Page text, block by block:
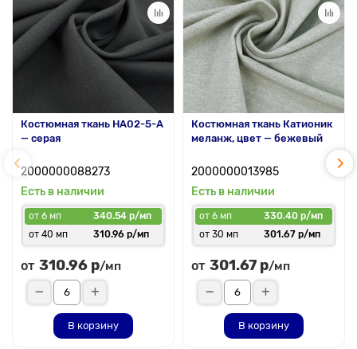
Костюмная ткань HA02-5-A
— серая
2000000088273
Есть в наличии
от 6 мп
340.54 р/мп
от 40 мп
310.96 р/мп
от 310.96 р/мп
В корзину
Костюмная ткань Катионик
меланж, цвет — бежевый
2000000013985
Есть в наличии
от 6 мп
330.40 р/мп
от 30 мп
301.67 р/мп
от 301.67 р/мп
В корзину